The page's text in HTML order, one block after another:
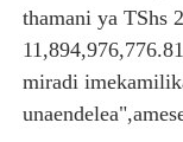
thamani ya TShs
miradi